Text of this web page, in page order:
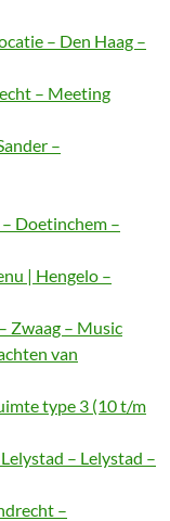
– Den Haag –
– Meeting
–
Doetinchem –
| Hengelo –
Zwaag – Music
van
type 3 (10 t/m
– Lelystad –
–